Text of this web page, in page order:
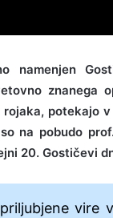
namenjen
znanega
potekajo
na pobudo
20. Gostičevi
vire